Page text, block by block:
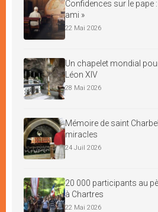
Confidences sur le pape
ami »
22 Mai 2026
Un chapelet mondial
Léon XIV
28 Mai 2026
Mémoire de saint
miracles
24 Juil 2026
20 000 participants au
à Chartres
22 Mai 2026